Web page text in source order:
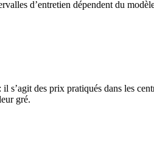
d’entretien dépendent du
des prix pratiqués dans les
gré.